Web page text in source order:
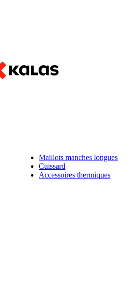
Maillots manches longues
Cuissard
Accessoires thermiques